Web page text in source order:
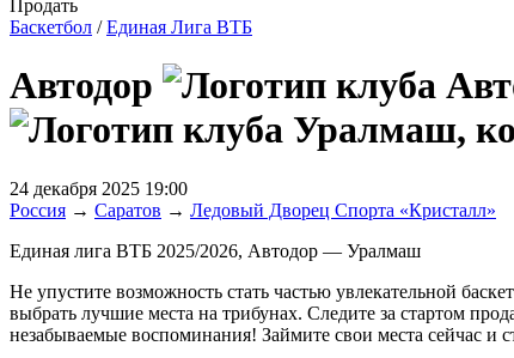
Продать
Баскетбол /Единая Лига ВТБ
Автодор
24 декабря 2025 19:00
Россия → Саратов → Ледовый Дворец Спорта «Кристалл»
Единая лига ВТБ 2025/2026, Автодор — Уралмаш
Не упустите возможность стать частью увлекательной
выбрать лучшие места на трибунах. Следите за стартом
незабываемые воспоминания! Займите свои места сейчас и